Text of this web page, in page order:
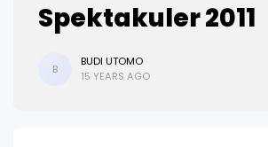
Spektakuler 2011
B
BUDI UTOMO
15 YEARS AGO